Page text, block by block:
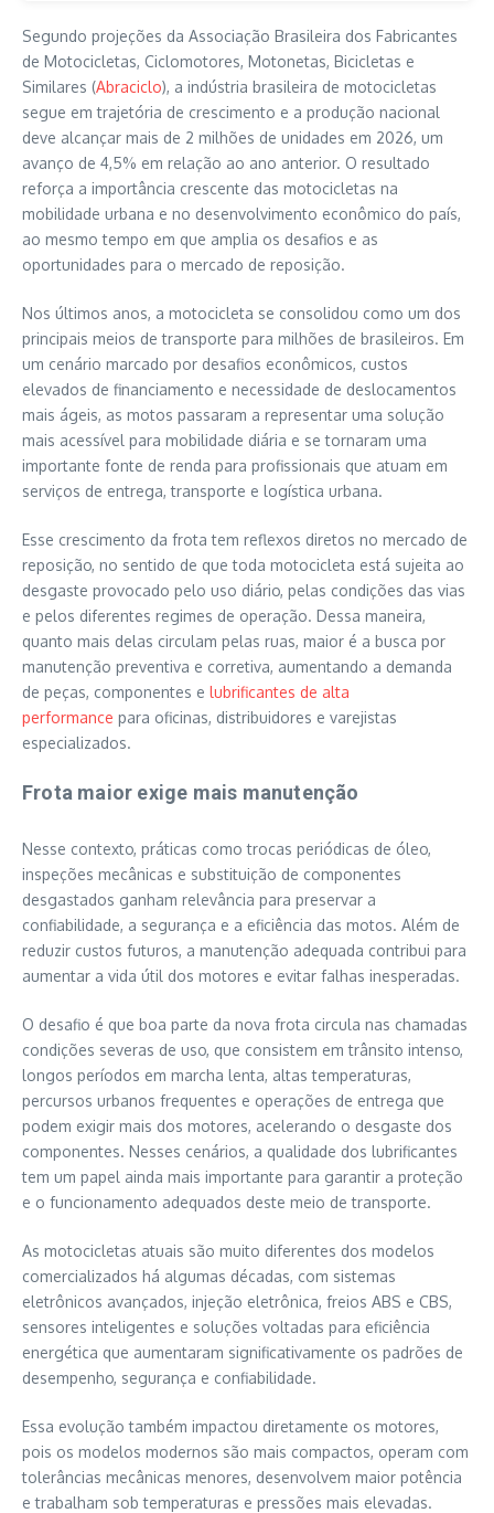
Segundo projeções da Associação Brasileira dos Fabricantes
de Motocicletas, Ciclomotores, Motonetas, Bicicletas e
Similares (Abraciclo), a indústria brasileira de motocicletas
segue em trajetória de crescimento e a produção nacional
deve alcançar mais de 2 milhões de unidades em 2026, um
avanço de 4,5% em relação ao ano anterior. O resultado
reforça a importância crescente das motocicletas na
mobilidade urbana e no desenvolvimento econômico do país,
ao mesmo tempo em que amplia os desafios e as
oportunidades para o mercado de reposição.
Nos últimos anos, a motocicleta se consolidou como um dos
principais meios de transporte para milhões de brasileiros. Em
um cenário marcado por desafios econômicos, custos
elevados de financiamento e necessidade de deslocamentos
mais ágeis, as motos passaram a representar uma solução
mais acessível para mobilidade diária e se tornaram uma
importante fonte de renda para profissionais que atuam em
serviços de entrega, transporte e logística urbana.
Esse crescimento da frota tem reflexos diretos no mercado de
reposição, no sentido de que toda motocicleta está sujeita ao
desgaste provocado pelo uso diário, pelas condições das vias
e pelos diferentes regimes de operação. Dessa maneira,
quanto mais delas circulam pelas ruas, maior é a busca por
manutenção preventiva e corretiva, aumentando a demanda
de peças, componentes e lubrificantes de alta
performance para oficinas, distribuidores e varejistas
especializados.
Frota maior exige mais manutenção
Nesse contexto, práticas como trocas periódicas de óleo,
inspeções mecânicas e substituição de componentes
desgastados ganham relevância para preservar a
confiabilidade, a segurança e a eficiência das motos. Além de
reduzir custos futuros, a manutenção adequada contribui para
aumentar a vida útil dos motores e evitar falhas inesperadas.
O desafio é que boa parte da nova frota circula nas chamadas
condições severas de uso, que consistem em trânsito intenso,
longos períodos em marcha lenta, altas temperaturas,
percursos urbanos frequentes e operações de entrega que
podem exigir mais dos motores, acelerando o desgaste dos
componentes. Nesses cenários, a qualidade dos lubrificantes
tem um papel ainda mais importante para garantir a proteção
e o funcionamento adequados deste meio de transporte.
As motocicletas atuais são muito diferentes dos modelos
comercializados há algumas décadas, com sistemas
eletrônicos avançados, injeção eletrônica, freios ABS e CBS,
sensores inteligentes e soluções voltadas para eficiência
energética que aumentaram significativamente os padrões de
desempenho, segurança e confiabilidade.
Essa evolução também impactou diretamente os motores,
pois os modelos modernos são mais compactos, operam com
tolerâncias mecânicas menores, desenvolvem maior potência
e trabalham sob temperaturas e pressões mais elevadas.